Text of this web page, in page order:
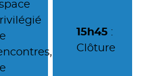
15h45 :
Clôture